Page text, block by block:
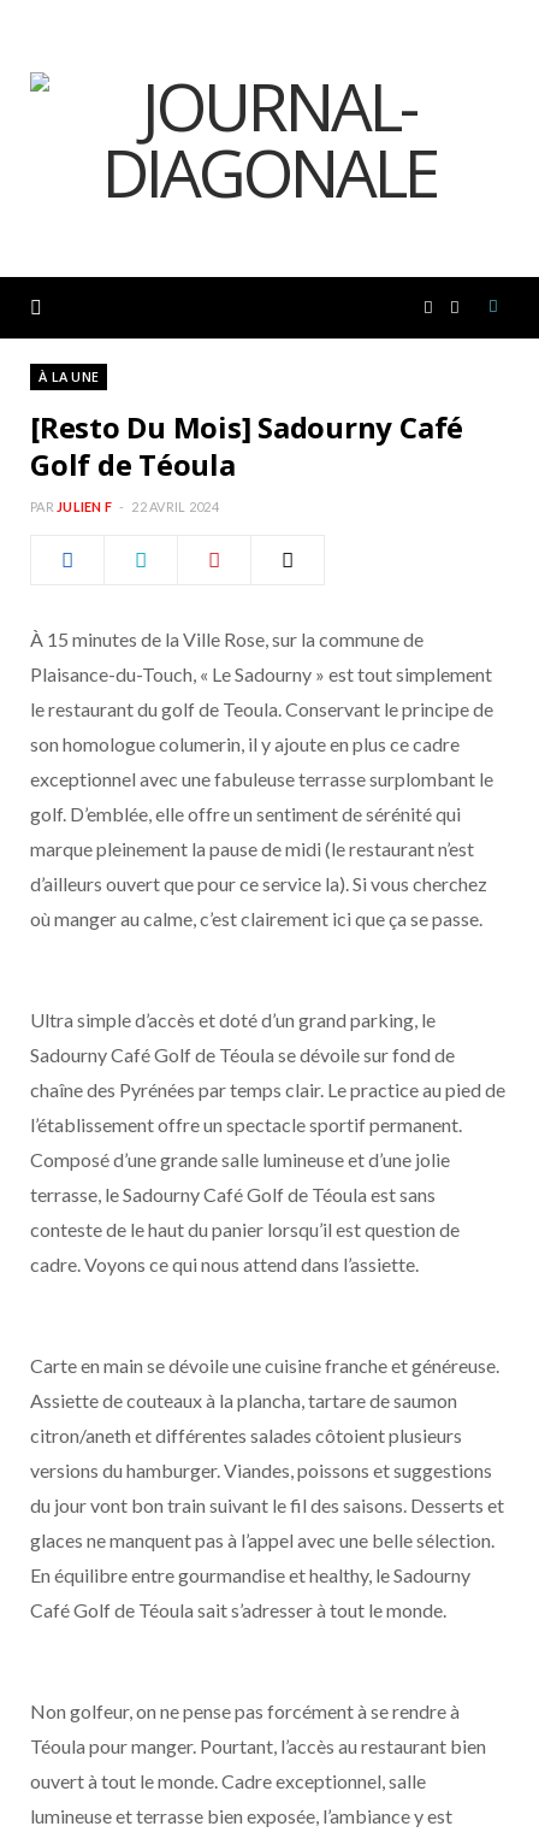
c
o
k
s
r
À LA UNE
[Resto Du Mois] Sadourny Café
Golf de Téoula
PAR JULIEN F 22 AVRIL 2024
À 15 minutes de la Ville Rose, sur la commune de
Plaisance-du-Touch, « Le Sadourny » est tout simplement
le restaurant du golf de Teoula. Conservant le principe de
son homologue columerin, il y ajoute en plus ce cadre
exceptionnel avec une fabuleuse terrasse surplombant le
golf. D’emblée, elle offre un sentiment de sérénité qui
marque pleinement la pause de midi (le restaurant n’est
d’ailleurs ouvert que pour ce service la). Si vous cherchez
où manger au calme, c’est clairement ici que ça se passe.
Ultra simple d’accès et doté d’un grand parking, le
Sadourny Café Golf de Téoula se dévoile sur fond de
chaîne des Pyrénées par temps clair. Le practice au pied de
l’établissement offre un spectacle sportif permanent.
Composé d’une grande salle lumineuse et d’une jolie
terrasse, le Sadourny Café Golf de Téoula est sans
conteste de le haut du panier lorsqu’il est question de
cadre. Voyons ce qui nous attend dans l’assiette.
Carte en main se dévoile une cuisine franche et généreuse.
Assiette de couteaux à la plancha, tartare de saumon
citron/aneth et différentes salades côtoient plusieurs
versions du hamburger. Viandes, poissons et suggestions
du jour vont bon train suivant le fil des saisons. Desserts et
glaces ne manquent pas à l’appel avec une belle sélection.
En équilibre entre gourmandise et healthy, le Sadourny
Café Golf de Téoula sait s’adresser à tout le monde.
Non golfeur, on ne pense pas forcément à se rendre à
Téoula pour manger. Pourtant, l’accès au restaurant bien
ouvert à tout le monde. Cadre exceptionnel, salle
lumineuse et terrasse bien exposée, l’ambiance y est